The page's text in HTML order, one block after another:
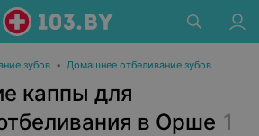
зубов • Домашнее отбеливание зубов
каппы для
в Орше 1